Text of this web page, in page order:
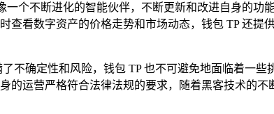
一个不断进化的智能伙伴，不断更新和改进自身的
查看数字资产的价格走势和市场动态，钱包 TP 还
不确定性和风险，钱包 TP 也不可避免地面临着一
的运营严格符合法律法规的要求，随着黑客技术的